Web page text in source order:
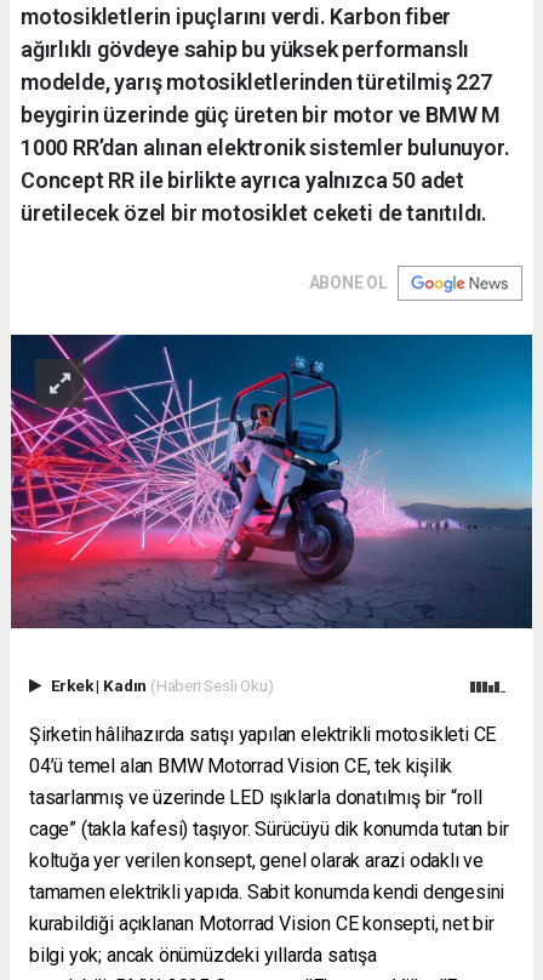
motosikletlerin ipuçlarını verdi. Karbon fiber
ağırlıklı gövdeye sahip bu yüksek performanslı
modelde, yarış motosikletlerinden türetilmiş 227
beygirin üzerinde güç üreten bir motor ve BMW M
1000 RR’dan alınan elektronik sistemler bulunuyor.
Concept RR ile birlikte ayrıca yalnızca 50 adet
üretilecek özel bir motosiklet ceketi de tanıtıldı.
ABONE OL
Erkek| Kadın (Haberi Sesli Oku)
Şirketin hâlihazırda satışı yapılan elektrikli motosikleti CE
04’ü temel alan BMW Motorrad Vision CE, tek kişilik
tasarlanmış ve üzerinde LED ışıklarla donatılmış bir “roll
cage” (takla kafesi) taşıyor. Sürücüyü dik konumda tutan bir
koltuğa yer verilen konsept, genel olarak arazi odaklı ve
tamamen elektrikli yapıda. Sabit konumda kendi dengesini
kurabildiği açıklanan Motorrad Vision CE konsepti, net bir
bilgi yok; ancak önümüzdeki yıllarda satışa